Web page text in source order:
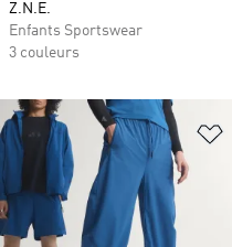
Z.N.E.
Enfants Sportswear
3 couleurs